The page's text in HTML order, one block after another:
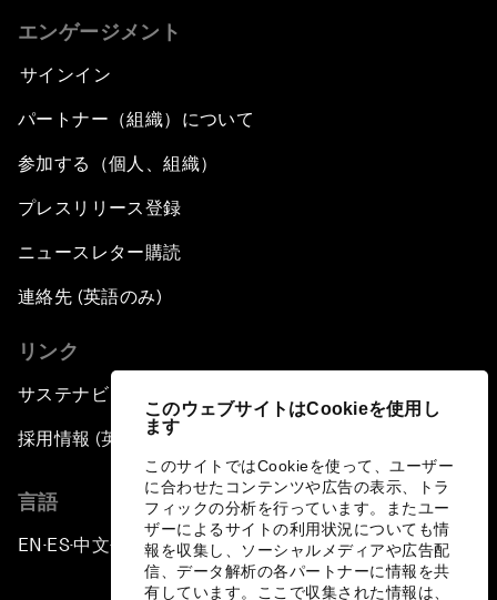
このウェブサイトはCookieを使用し
ます
このサイトではCookieを使って、ユーザー
に合わせたコンテンツや広告の表示、トラ
フィックの分析を行っています。またユー
ザーによるサイトの利用状況についても情
報を収集し、ソーシャルメディアや広告配
信、データ解析の各パートナーに情報を共
有しています。ここで収集された情報は、
エンゲージメント
サインイン
パートナー（組織）について
参加する（個人、組織）
プレスリリース登録
ニュースレター購読
連絡先 (英語のみ)
リンク
サステナビリティへの取り組み
採用情報 (英語のみ)
言語
EN ▪ES▪中文▪ 日本語